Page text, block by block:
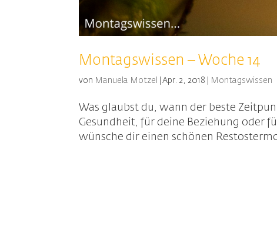
Montagswissen – Woche 14
von Manuela Motzel |Apr. 2, 2018 Montagswissen
Was glaubst du, wann der beste
Gesundheit, für deine Beziehung oder
wünsche dir einen schönen